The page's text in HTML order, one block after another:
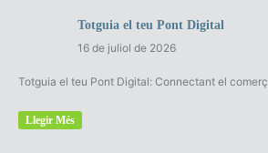
Totguia el teu Pont Digital
16 de juliol de 2026
Totguia el teu Pont Digital: Connectant el comerç
Llegir Més